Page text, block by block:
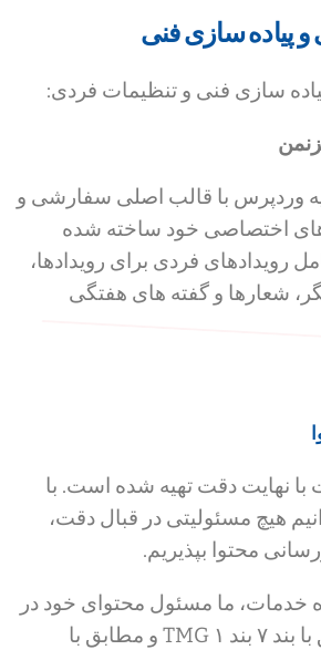
پیاده سازی فنی
سازی فنی و تنظیمات فردی:
وردپرس با قالب اصلی سفارشی و
های اختصاصی خود ساخته شده
رویدادهای فردی برای رویدادها،
شعارها و گفته های هفتگی
نهایت دقت تهیه شده است. با
هیچ مسئولیتی در قبال دقت،
محتوا بپذیریم.
خدمات، ما مسئول محتوای خود در
این صفحات مطابق با بند ۷ بند ۱ TMG و مطابق با